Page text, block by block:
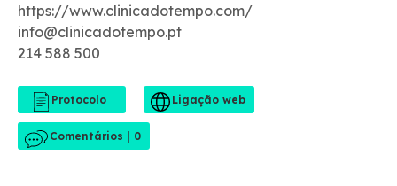
https://www.clinicadotempo.com/
info@clinicadotempo.pt
214 588 500
Comentários | 0